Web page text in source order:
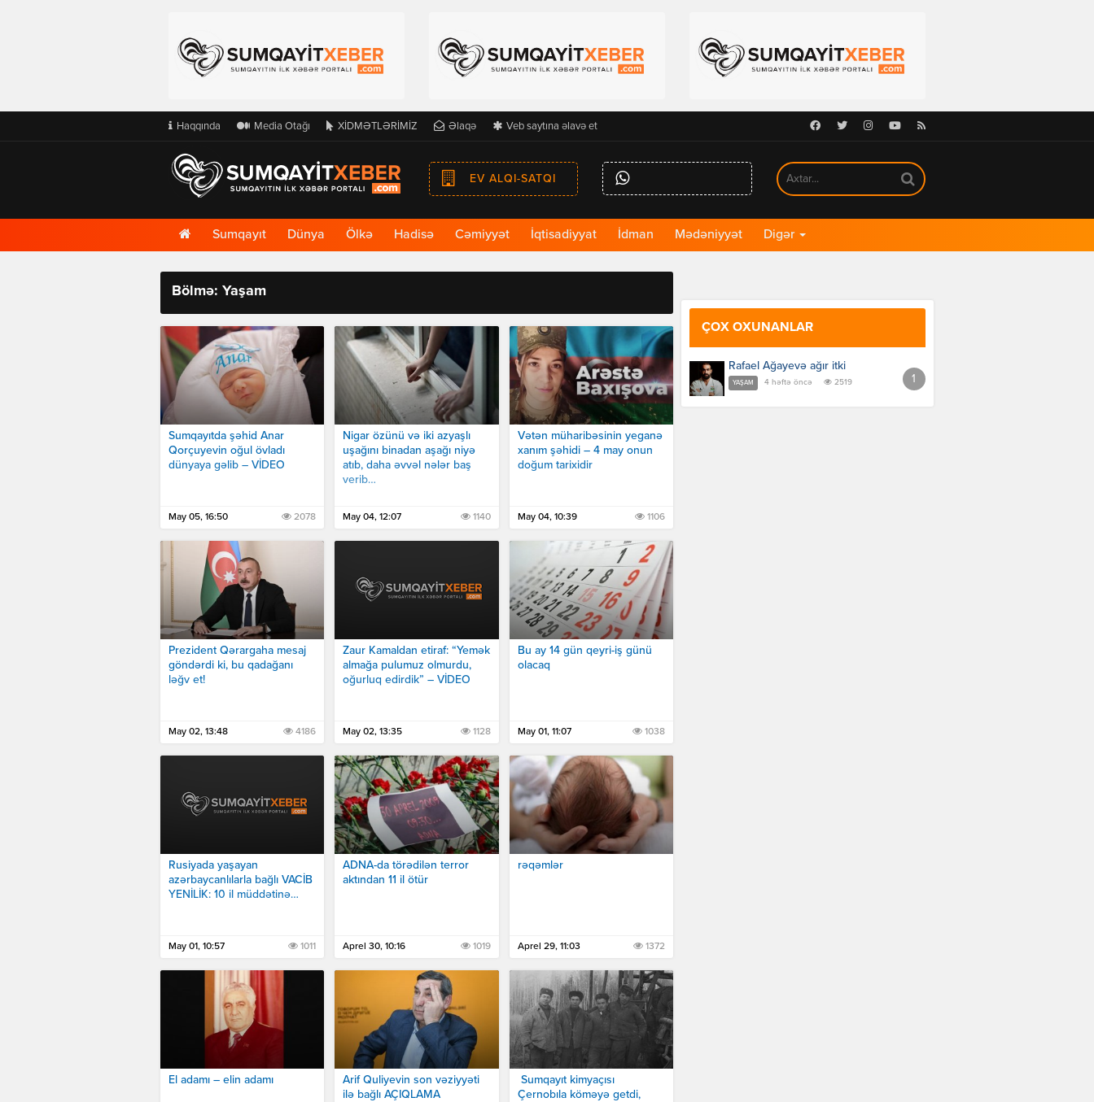
Haqqında Media Otağı XİDMƏTLƏRİMİZ Əlaqə Veb saytına əlavə et Facebook
TwitterInstagramYoutubeRSS
EV ALQI-SATQI
Ana
Səhifə
Sumqayıt Dünya Ölkə Hadisə Cəmiyyət İqtisadiyyat İdman Mədəniyyət Digər
Bölmə: Yaşam
Sumqayıtda şəhid Anar
Qorçuyevin oğul övladı
dünyaya gəlib – VİDEO
May 05, 16:50 2078
Nigar özünü və iki azyaşlı
uşağını binadan aşağı niyə
atıb, daha əvvəl nələr baş
verib…
May 04, 12:07 1140
Vətən müharibəsinin yeganə
xanım şəhidi – 4 may onun
doğum tarixidir
May 04, 10:39 1106
Prezident Qərargaha mesaj
göndərdi ki, bu qadağanı
ləğv et!
May 02, 13:48 4186
Zaur Kamaldan etiraf: “Yemək
almağa pulumuz olmurdu,
oğurluq edirdik” – VİDEO
May 02, 13:35 1128
Bu ay 14 gün qeyri-iş günü
olacaq
May 01, 11:07 1038
Rusiyada yaşayan
azərbaycanlılarla bağlı VACİB
YENİLİK: 10 il müddətinə…
May 01, 10:57 1011
ADNA-da törədilən terror
aktından 11 il ötür
Aprel 30, 10:16 1019
rəqəmlər
Aprel 29, 11:03 1372
El adamı – elin adamı
Arif Quliyevin son vəziyyəti
ilə bağlı AÇIQLAMA
Sumqayıt kimyaçısı
Çernobıla köməyə getdi,
ÇOX OXUNANLAR
Rafael Ağayevə ağır itki
YAŞAM 4 həftə öncə 2519